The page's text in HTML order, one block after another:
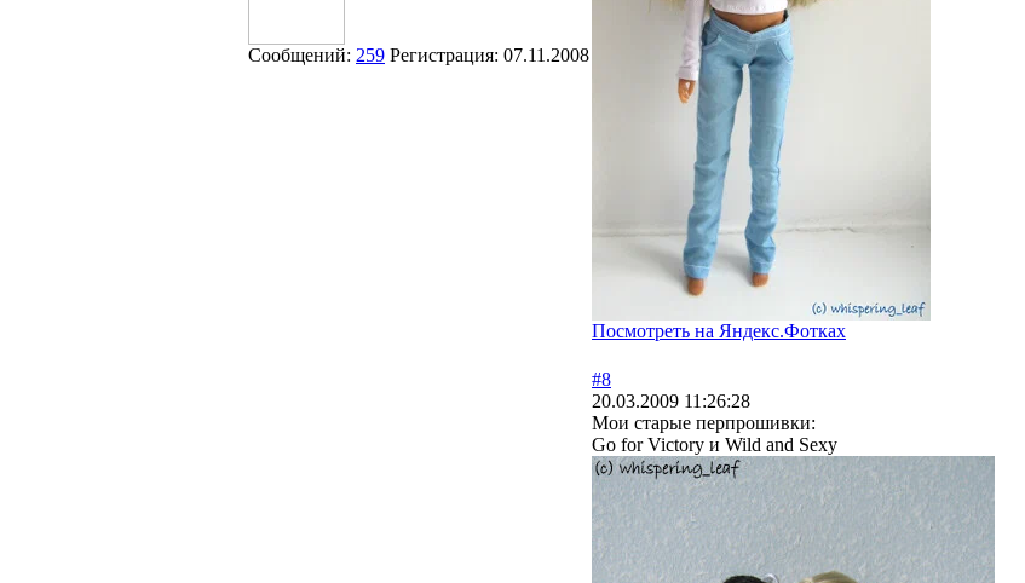
Сообщений: 259 Регистрация: 07.11.2008
Посмотреть на Яндекс.Фотках
#8
20.03.2009 11:26:28
Мои старые перпрошивки:
Go for Victory и Wild and Sexy